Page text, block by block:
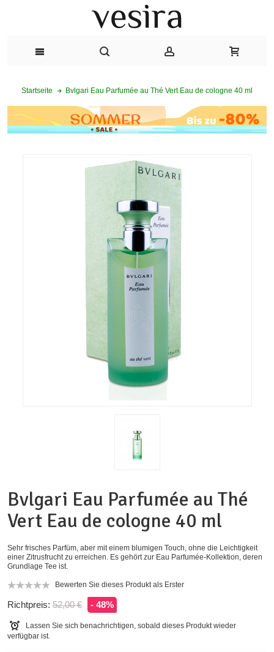
Startseite Bvlgari Eau Parfumée au Thé Vert Eau de cologne 40 ml
Bvlgari Eau Parfumée au Thé
Vert Eau de cologne 40 ml
Sehr frisches Parfüm, aber mit einem blumigen Touch, ohne die Leichtigkeit
einer Zitrusfrucht zu erreichen. Es gehört zur Eau Parfumée-Kollektion, deren
Grundlage Tee ist.
Bewerten Sie dieses Produkt als Erster
Richtpreis: 52,00 € - 48%
Lassen Sie sich benachrichtigen, sobald dieses Produkt wieder
verfügbar ist.